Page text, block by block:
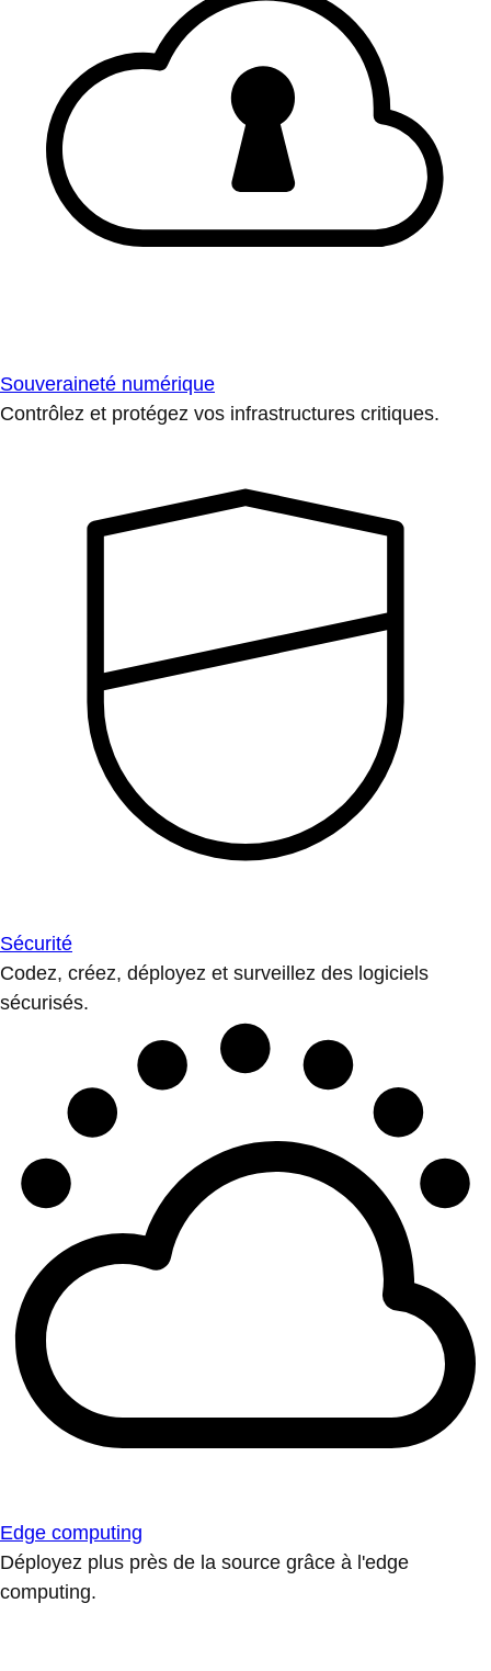
Souveraineté numérique
Contrôlez et protégez vos infrastructures critiques.
Sécurité
Codez, créez, déployez et surveillez des logiciels
sécurisés.
Edge computing
Déployez plus près de la source grâce à l'edge
computing.